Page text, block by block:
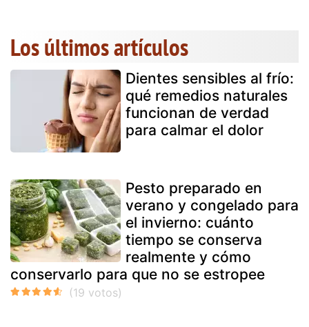
Los últimos artículos
Dientes sensibles al frío:
qué remedios naturales
funcionan de verdad
para calmar el dolor
Pesto preparado en
verano y congelado para
el invierno: cuánto
tiempo se conserva
realmente y cómo
conservarlo para que no se estropee